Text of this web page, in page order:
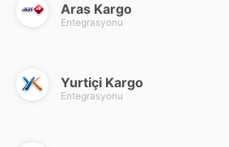
Aras Kargo
Entegrasyonu
Yurtiçi Kargo
Entegrasyonu